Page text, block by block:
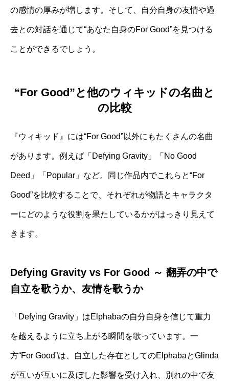
の感情の厚みが増します。そして、自分自身の友情や過
去との対話を通じて“あなた自身のFor Good”を見つける
ことができるでしょう。
“For Good”と他のウィキッドの名曲と
の比較
『ウィキッド』には“For Good”以外にもたくさんの名曲
があります。例えば「Defying Gravity」「No Good
Deed」「Popular」など。同じ作品内でこれらと“For
Good”を比較することで、それぞれが物語とキャラクタ
ーにどのような役割を果たしているかがはっきり見えて
きます。
Defying Gravity vs For Good ～ 翻弄の中で
自立を歌うか、友情を歌うか
「Defying Gravity」はElphabaの自分自身を信じて重力
を越えるように立ち上がる瞬間を歌っています。一
方“For Good”は、自立した存在としてのElphabaとGlinda
が互いが互いに及ぼした影響を受け入れ、別れの中で友